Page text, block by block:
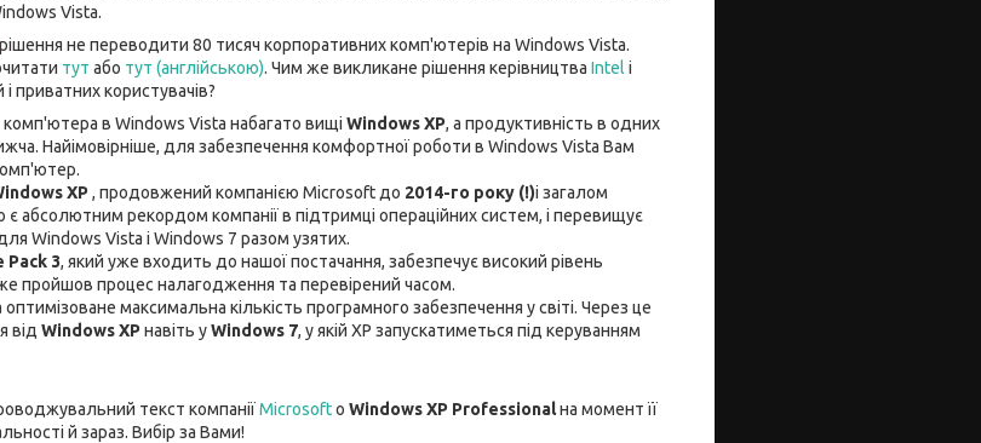
Vista.
рішення не переводити 80 тисяч корпоративних комп'ютерів на Windows Vista.
тут або тут (англійською). Чим же викликане рішення керівництва Intel і
приватних користувачів?
в Windows Vista набагато вищі Windows XP, а продуктивність в одних
Найімовірніше, для забезпечення комфортної роботи в Windows Vista Вам
XP , продовжений компанією Microsoft до 2014-го року (!)і загалом
абсолютним рекордом компанії в підтримці операційних систем, і перевищує
Windows Vista і Windows 7 разом узятих.
Pack 3, який уже входить до нашої постачання, забезпечує високий рівень
пройшов процес налагодження та перевірений часом.
максимальна кількість програмного забезпечення у світі. Через це
від Windows XP навіть уWindows 7, у якій XP запускатиметься під керуванням
текст компаніїMicrosoftо Windows XP Professionalна момент її
й зараз. Вибір за Вами!